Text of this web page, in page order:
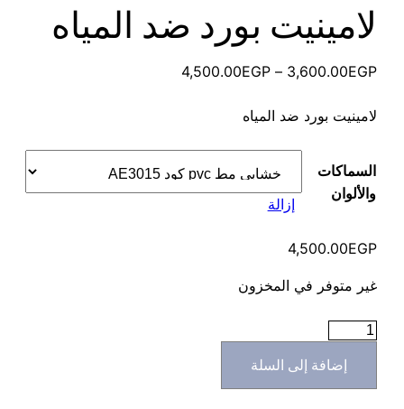
لامينيت بورد ضد المياه
3,600.00EGP
–
4,500.00EGP
⁦4,500.00EGP⁩
لامينيت بورد ضد المياه
السماكات
والألوان
إزالة
4,500.00EGP
غير متوفر في المخزون
كمية
إضافة إلى السلة